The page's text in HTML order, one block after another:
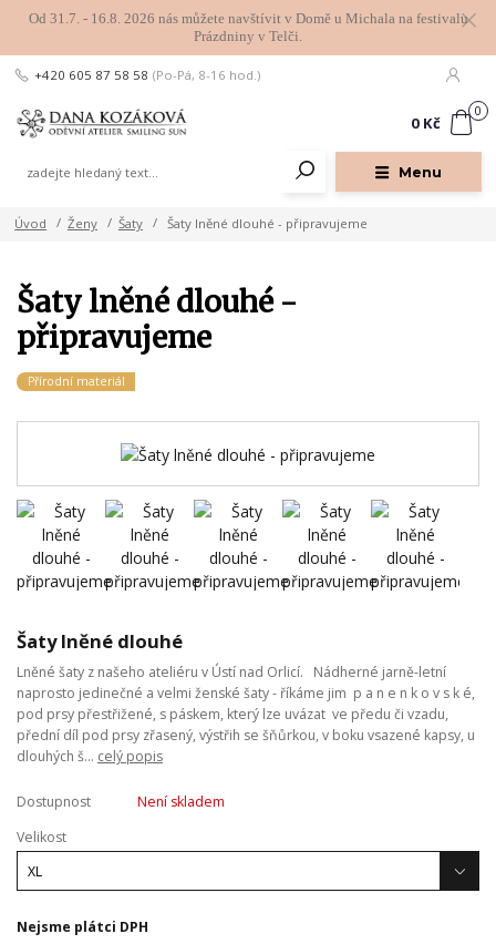
Od 31.7. - 16.8. 2026 nás můžete navštívit v Domě u Michala na festivalu
Prázdniny v Telči.
Menu
+420 605 87 58 58 (Po-Pá, 8-16 hod.)
0
0 Kč
Úvod Ženy Šaty Šaty lněné dlouhé - připravujeme
Šaty lněné dlouhé -
připravujeme
Přírodní materiál
Šaty lněné dlouhé
Lněné šaty z našeho ateliéru v Ústí nad Orlicí. Nádherné jarně-letní
naprosto jedinečné a velmi ženské šaty - říkáme jim p a n e n k o v s k é,
pod prsy přestřižené, s páskem, který lze uvázat ve předu či vzadu,
přední díl pod prsy zřasený, výstřih se šňůrkou, v boku vsazené kapsy, u
dlouhých š... celý popis
Dostupnost
Není skladem
Velikost
Nejsme plátci DPH